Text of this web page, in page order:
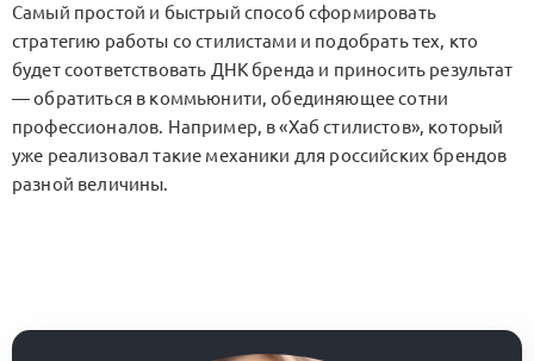
Самый простой и быстрый способ сформировать
стратегию работы со стилистами и подобрать тех, кто
будет соответствовать ДНК бренда и приносить результат
— обратиться в коммьюнити, обединяющее сотни
профессионалов. Например, в «Хаб стилистов», который
уже реализовал такие механики для российских брендов
разной величины.